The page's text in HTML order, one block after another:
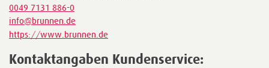
0049 7131 886-0
info@brunnen.de
https://www.brunnen.de
Kontaktangaben Kundenservice: